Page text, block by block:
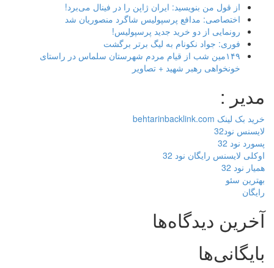
از قول من بنویسید: ایران ژاپن را در فینال می‌برد!
اختصاصی: مدافع پرسپولیس شاگرد منصوریان شد
رونمایی از دو خرید جدید پرسپولیس!
فوری: جواد نکونام به لیگ برتر برگشت
۱۴۹مین شب از قیام مردم شهرستان سلماس در راستای
خونخواهی رهبر شهید + تصاویر
مدیر :
خرید بک لینک behtarinbacklink.com
لایسنس نود32
پسورد نود 32
اوکلی لایسنس رایگان نود 32
همیار نود 32
بهترین سئو
رایگان
آخرین دیدگاه‌ها
بایگانی‌ها